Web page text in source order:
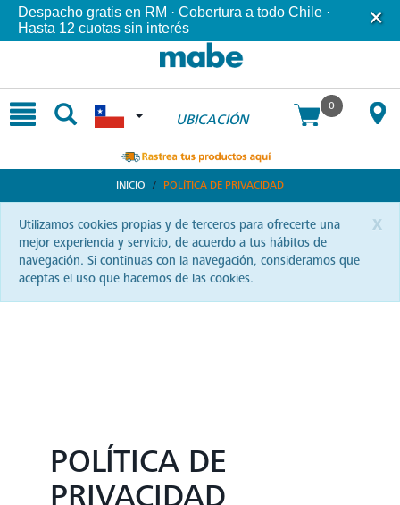
Despacho gratis en RM · Cobertura a todo Chile ·
Hasta 12 cuotas sin interés
text.skipToContent
text.skipToNavigation
UBICACIÓN
0
INICIO POLÍTICA DE PRIVACIDAD
x
Utilizamos cookies propias y de terceros para ofrecerte una
mejor experiencia y servicio, de acuerdo a tus hábitos de
navegación. Si continuas con la navegación, consideramos que
aceptas el uso que hacemos de las cookies.
POLÍTICA DE
PRIVACIDAD